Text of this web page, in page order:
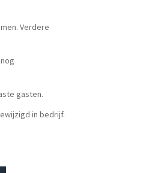
Verdere
gasten.
in bedrijf.